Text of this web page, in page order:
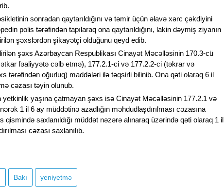
sonradan qaytarıldığını və təmir üçün əlavə xərc çəkdiyini
polis tərəfindən tapılaraq ona qaytarıldığını, lakin dəymiş ziyanın
şəxslərdən şikayətçi olduğunu qeyd edib.
şəxs Azərbaycan Respublikası Cinayət Məcəlləsinin 170.3-cü
fəaliyyətə cəlb etmə), 177.2.1-ci və 177.2.2-ci (təkrar və
tərəfindən oğurluq) maddələri ilə təqsirli bilinib. Ona qəti olaraq 6 il
cəzası təyin olunub.
yaşına çatmayan şəxs isə Cinayət Məcəlləsinin 177.2.1 və
1 il 6 ay müddətinə azadlığın məhdudlaşdırılması cəzasına
saxlanıldığı müddət nəzərə alınaraq üzərində qəti olaraq 1 il
cəzası saxlanılıb.
Bakı yeniyetmə